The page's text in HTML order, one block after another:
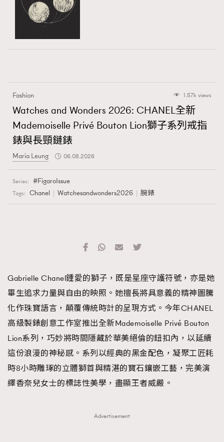
Fashion 1.57k views
Watches and Wonders 2026: CHANEL全新
Mademoiselle Privé Bouton Lion獅子系列戒指
錶與長頸鏈錶
Maria Leung 06.08.2026
Series: FigaroIssue
Tags: Chanel Watchesandwonders2026 腕錶
Gabrielle Chanel鍾愛的獅子，既是星座守護符號，亦是她
畢生追求力量與自由的映照。她擅長將具意義的精神圖騰
化作珠寶語言，顛覆傳統時計的呈現方式。今年CHANEL
高級製錶創意工作室推出全新Mademoiselle Privé Bouton
Lion系列，巧妙將時間隱藏於華美絕倫的鈕扣內，以延續
這份浪漫的神秘感。系列以經典的黑金配色，凝聚工匠耗
時8小時雕琢的立體獅首與精湛的寶石鑲嵌工藝，完美演
繹香奈兒女士的標誌性美學，盡顯王者威嚴。
Advertisement